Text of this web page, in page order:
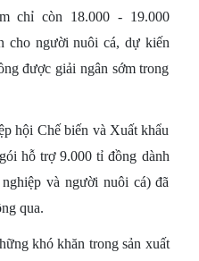
chỉ còn 18.000 - 19.000
cho người nuôi cá, dự kiến
được giải ngân sớm trong
hội Chế biến và Xuất khẩu
hỗ trợ 9.000 tỉ đồng dành
và người nuôi cá) đã
qua.
khó khăn trong sản xuất